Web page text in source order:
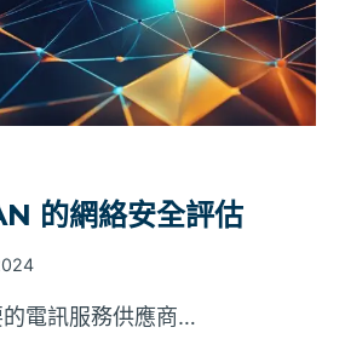
的網絡安全評估
電訊服務供應商…